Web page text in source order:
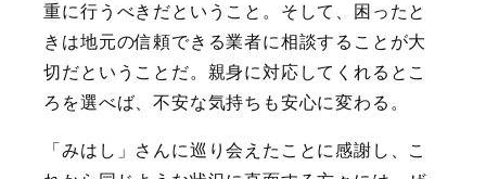
重に行うべきだということ。そして、困ったと
きは地元の信頼できる業者に相談することが大
切だということだ。親身に対応してくれるとこ
ろを選べば、不安な気持ちも安心に変わる。
「みはし」さんに巡り会えたことに感謝し、こ